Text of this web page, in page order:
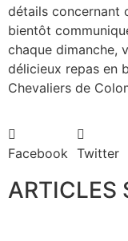
détails concernant
bientôt
chaque dimanche,
délicieux repas en
Chevaliers de
Facebook Twitter
ARTICLES